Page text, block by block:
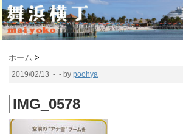
ホーム >
2019/02/13 - - bypoohya
IMG_0578